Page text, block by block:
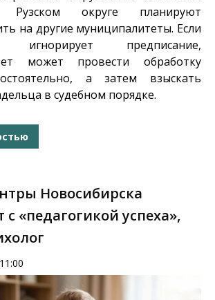
округе планируют
на другие муниципалитеты. Если
игнорирует предписание,
может провести обработку
а затем взыскать
в судебном порядке.
Новосибирска
с «педагогикой успеха»,